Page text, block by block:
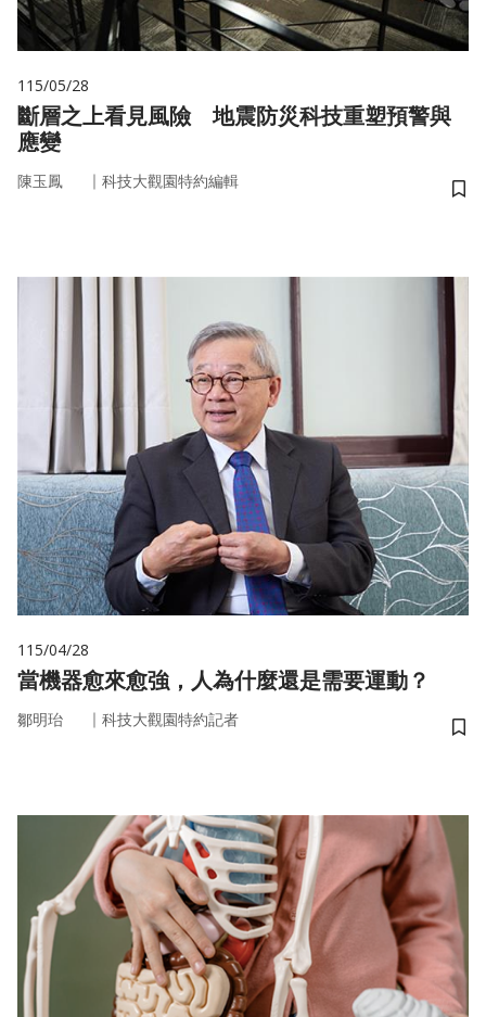
115/05/28
斷層之上看見風險 地震防災科技重塑預警與
應變
陳玉鳳 ｜ 科技大觀園特約編輯
儲
115/04/28
當機器愈來愈強，人為什麼還是需要運動？
鄒明珆 ｜ 科技大觀園特約記者
儲